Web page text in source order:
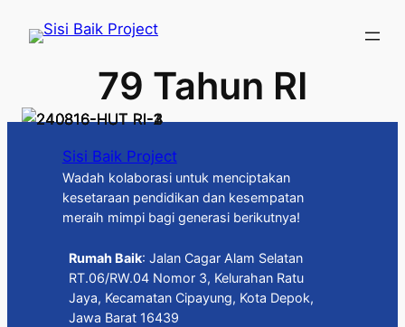
79 Tahun RI
Sisi Baik Project
Wadah kolaborasi untuk menciptakan
kesetaraan pendidikan dan kesempatan
meraih mimpi bagi generasi berikutnya!
Rumah Baik: Jalan Cagar Alam Selatan
RT.06/RW.04 Nomor 3, Kelurahan Ratu
Jaya, Kecamatan Cipayung, Kota Depok,
Jawa Barat 16439